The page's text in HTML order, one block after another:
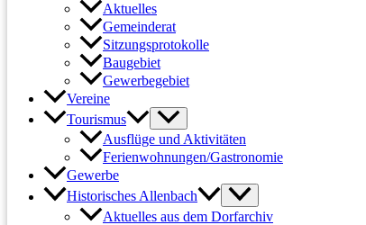
Aktuelles
Gemeinderat
Sitzungsprotokolle
Baugebiet
Gewerbegebiet
Vereine
Tourismus
Ausflüge und Aktivitäten
Ferienwohnungen/Gastronomie
Gewerbe
Historisches Allenbach
Aktuelles aus dem Dorfarchiv